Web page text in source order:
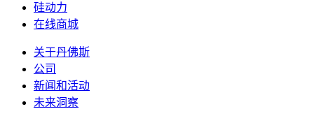
硅动力
在线商城
关于丹佛斯
公司
新闻和活动
未来洞察